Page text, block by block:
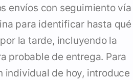
envíos con seguimiento vía
para identificar hasta qué
la tarde, incluyendo la
probable de entrega. Para
individual de hoy, introduce